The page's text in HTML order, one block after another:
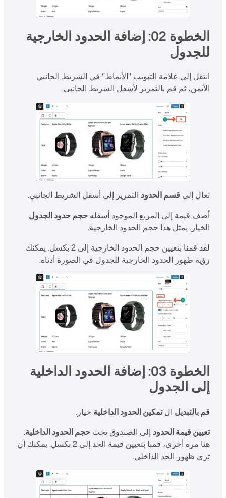
الخطوة 02: إضافة الحدود الخارجية
للجدول
انتقل إلى علامة التبويب "الأنماط" في الشريط الجانبي
الأيمن، ثم قم بالتمرير لأسفل الشريط الجانبي.
تعال إلى قسم الحدود التمرير إلى أسفل الشريط الجانبي.
أضف قيمة إلى المربع الموجود أسفله حجم حدود الجدول
الخيار. يمثل هذا حجم الحدود الخارجية.
لقد قمنا بتعيين حجم الحدود الخارجية إلى 2 بكسل. يمكنك
رؤية ظهور الحدود الخارجية للجدول في الصورة أدناه.
الخطوة 03: إضافة الحدود الداخلية
إلى الجدول
قم بالتبديل التمكين الحدود الداخلية خيار.
تعيين قيمة الحدود إلى الصندوق تحت حجم الحدود الداخلية.
هنا مرة أخرى، قمنا بتعيين قيمة الحد إلى 2 بكسل. يمكنك أن
ترى ظهور الحد الداخلي.